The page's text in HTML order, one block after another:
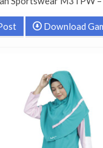
Download